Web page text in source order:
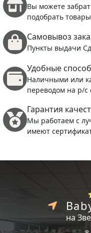
Вы можете
подобрать
Самовывоз
Пункты выдачи
Удобные
Наличными или
переводом на р/с
Гарантия
Мы работаем с
имеют
на